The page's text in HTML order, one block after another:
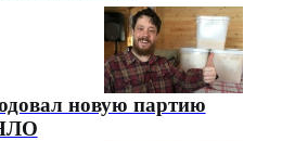
новую партию